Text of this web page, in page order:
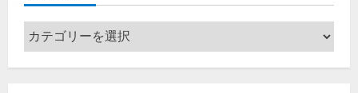
カ
テ
ゴ